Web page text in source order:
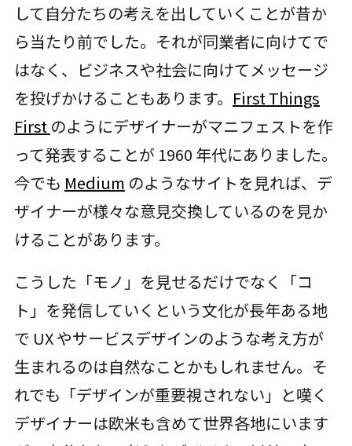
して自分たちの考えを出していくことが昔か
ら当たり前でした。それが同業者に向けてで
はなく、ビジネスや社会に向けてメッセージ
を投げかけることもあります。 First Things
First のようにデザイナーがマニフェストを作
って発表することが 1960 年代にありました。
今でも Medium のようなサイトを見れば、デ
ザイナーが様々な意見交換しているのを見か
けることがあります。
こうした「モノ」を見せるだけでなく「コ
ト」を発信していくという文化が長年ある地
で UX やサービスデザインのような考え方が
生まれるのは自然なことかもしれません。そ
れでも「デザインが重要視されない」と嘆く
デザイナーは欧米も含めて世界各地にいます